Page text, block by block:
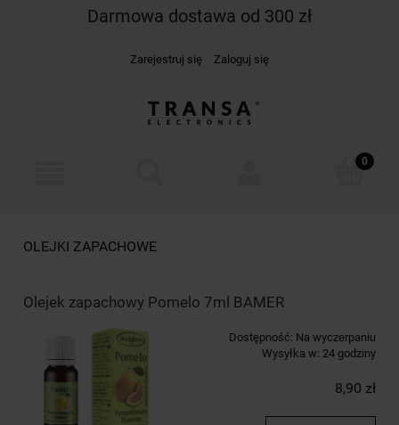
Darmowa dostawa od 300 zł
Zarejestruj się Zaloguj się
OLEJKI ZAPACHOWE
Olejek zapachowy Pomelo 7ml BAMER
Dostępność: Na wyczerpaniu
Wysyłka w: 24 godziny
8,90 zł